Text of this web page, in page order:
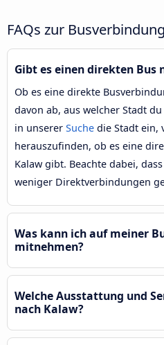
FAQs zur
Gibt es einen direkten Bus
Ob es eine direkte
davon ab, aus welcher Stadt
in unserer Suche die Stadt ein,
herauszufinden, ob es eine
Kalaw gibt. Beachte dabei,
weniger Direktverbindungen
Was kann ich auf meiner
mitnehmen?
Welche Ausstattung und
nach Kalaw?